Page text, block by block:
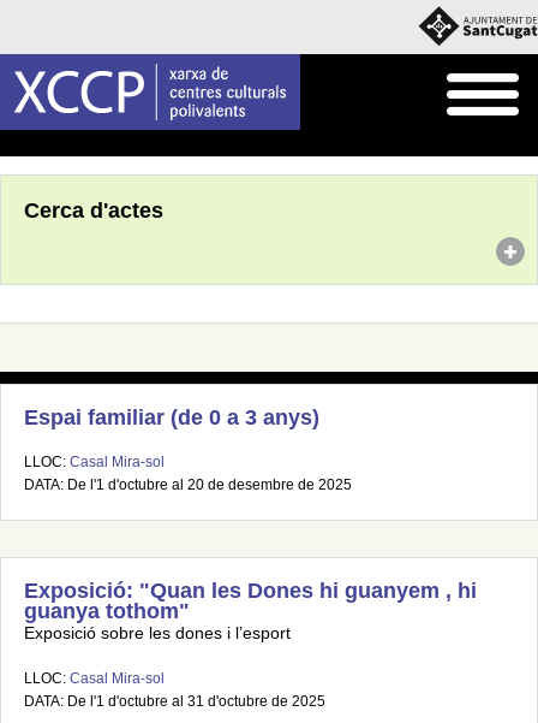
Cerca d'actes
Espai familiar (de 0 a 3 anys)
LLOC: Casal Mira-sol
DATA: De l'1 d'octubre al 20 de desembre de 2025
Exposició: "Quan les Dones hi guanyem , hi
guanya tothom"
Exposició sobre les dones i l’esport
LLOC: Casal Mira-sol
DATA: De l'1 d'octubre al 31 d'octubre de 2025